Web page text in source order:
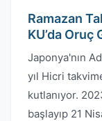
Ramazan
KU’da
Japonya'nın
yıl Hicri
kutlanıyor.
başlayıp 21